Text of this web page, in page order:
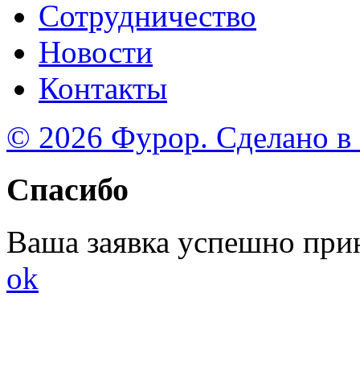
Сотрудничество
Новости
Контакты
© 2026 Фурор. Сделано в
Спасибо
Ваша заявка успешно
ok